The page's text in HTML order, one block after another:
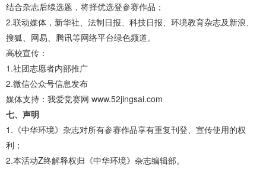
结合杂志后续选题，将择优选登参赛作品；
2.联动媒体，新华社、法制日报、科技日报、环境教育杂志及新浪、
搜狐、网易、腾讯等网络平台绿色频道。
高校宣传：
1.社团志愿者内部推广
2.微信公众号信息发布
媒体支持：我爱竞赛网 www.52jingsai.com
七、声明
1.《中华环境》杂志对所有参赛作品享有重复刊登、宣传使用的权
利；
2.本活动Z终解释权归《中华环境》杂志编辑部。